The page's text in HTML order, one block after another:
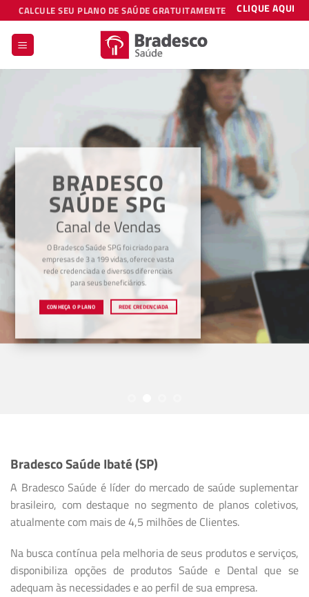
Skip
to
content
CALCULE SEU PLANO DE SAÚDE GRATUITAMENTE CLIQUE AQUI
BRADESCO
SAÚDE SPG
Canal de Vendas
O Bradesco Saúde SPG foi criado para
empresas de 3 a 199 vidas, oferece vasta
rede credenciada e diversos diferenciais
para seus beneficiários.
CONHEÇA O PLANO REDE CREDENCIADA
Bradesco Saúde Ibaté (SP)
A Bradesco Saúde é líder do mercado de saúde suplementar
brasileiro, com destaque no segmento de planos coletivos,
atualmente com mais de 4,5 milhões de Clientes.
Na busca contínua pela melhoria de seus produtos e serviços,
disponibiliza opções de produtos Saúde e Dental que se
adequam às necessidades e ao perfil de sua empresa.